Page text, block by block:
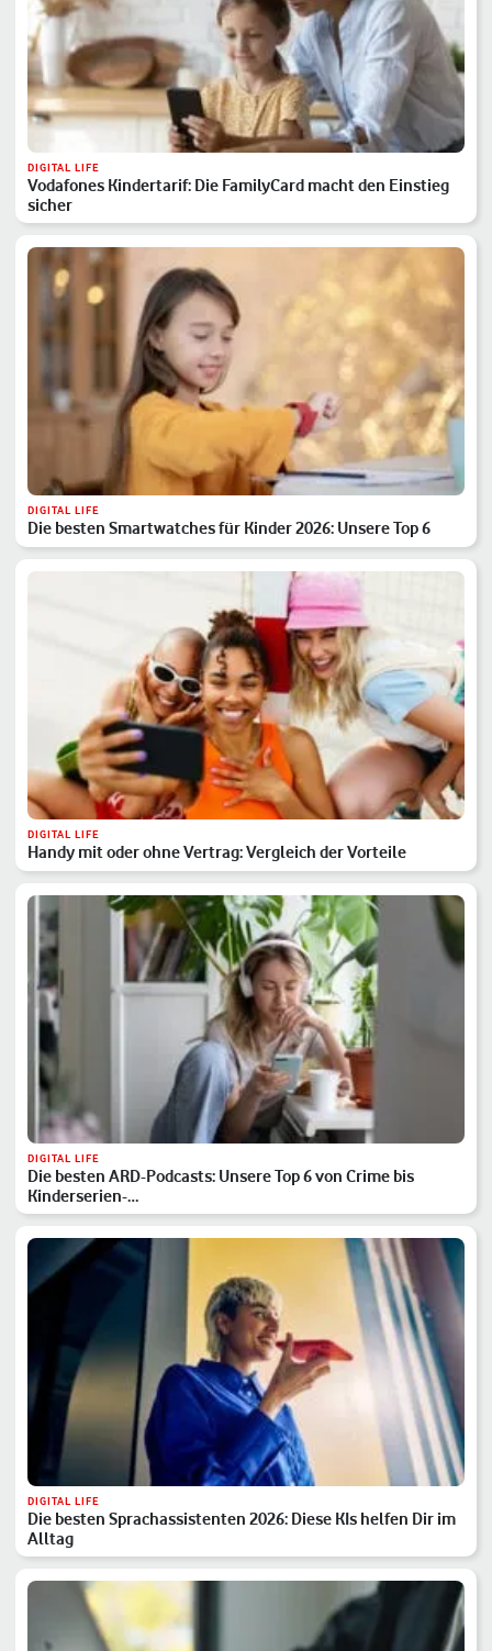
DIGITAL LIFE
Vodafones Kindertarif: Die FamilyCard macht den Einstieg
sicher
DIGITAL LIFE
Die besten Smartwatches für Kinder 2026: Unsere Top 6
DIGITAL LIFE
Handy mit oder ohne Vertrag: Vergleich der Vorteile
DIGITAL LIFE
Die besten ARD-Podcasts: Unsere Top 6 von Crime bis
Kinderserien-…
DIGITAL LIFE
Die besten Sprachassistenten 2026: Diese KIs helfen Dir im
Alltag